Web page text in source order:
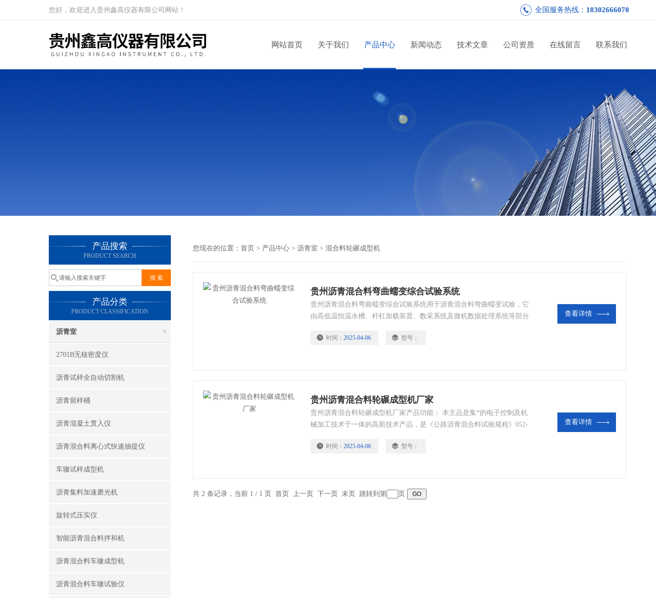
您好，欢迎进入贵州鑫高仪器有限公司网站！ 全国服务热线： 18302666070
网站首页 关于我们 产品中心 新闻动态 技术文章 公司资质 在线留言 联系我们
产品搜索
PRODUCT SEARCH
产品分类
PRODUCT CLASSIFICATION
沥青室
2701B无核密度仪
沥青试样全自动切割机
沥青留样桶
沥青混凝土贯入仪
沥青混合料离心式快速抽提仪
车辙试样成型机
沥青集料加速磨光机
旋转式压实仪
智能沥青混合料拌和机
沥青混合料车辙成型机
沥青混合料车辙试验仪
您现在的位置： 首页 > 产品中心 > 沥青室 > 混合料轮碾成型机
贵州沥青混合料弯曲蠕变综合试验系统
贵州沥青混合料弯曲蠕变综合试验系统用于沥青混合料弯曲蠕变试验，它
由高低温恒温水槽、杆杠加载装置、数采系统及微机数据处理系统等部分
服务在同行业及顾客中获得*好评。相信以自身雄厚的实力以及*的售后服
时间： 2025-04-06 型号：
查看详情
贵州沥青混合料轮碾成型机厂家
贵州沥青混合料轮碾成型机厂家产品功能： 本主品是集*的电子控制及机
械加工技术于一体的高新技术产品，是《公路沥青混合料试验规程》052-
料试件成型，以供沥青混合料物理性质试验时使用。
时间： 2025-04-06 型号：
查看详情
共 2 条记录，当前 1 / 1 页 首页 上一页 下一页 末页 跳转到第 页